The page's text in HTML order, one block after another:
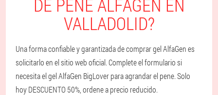
DE PENE ALFAGEN EN
VALLADOLID?
Una forma confiable y garantizada de comprar gel AlfaGen es
solicitarlo en el sitio web oficial. Complete el formulario si
necesita el gel AlfaGen BigLover para agrandar el pene. Solo
hoy DESCUENTO 50%, ordene a precio reducido.